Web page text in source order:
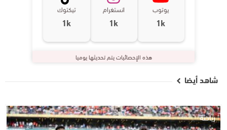
يوتوب
1k
انستغرام
1k
تيكتوك
1k
هذه الإحصائيات يتم تحديثها يوميا
شاهد أيضا
رياضة